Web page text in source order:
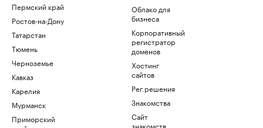
Пермский край
Ростов-на-Дону
Татарстан
Тюмень
Черноземье
Кавказ
Карелия
Мурманск
Приморский
Облако для
бизнеса
Корпоративный
регистратор
доменов
Хостинг
сайтов
Рег.решения
Знакомства
Сайт
знакомств